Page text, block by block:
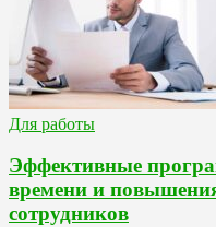
Для работы
Эффективные
времени и
сотрудников